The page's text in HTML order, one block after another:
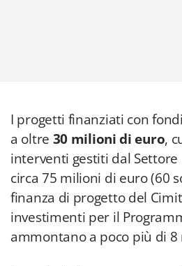
I progetti finanziati con
a oltre 30 milioni di euro,
interventi gestiti dal
circa 75 milioni di euro (60
finanza di progetto del
investimenti per il
ammontano a poco più di